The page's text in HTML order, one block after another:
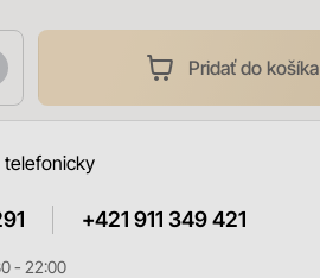
Pridať do košíka
telefonicky
+421 911 349 421
- 22:00